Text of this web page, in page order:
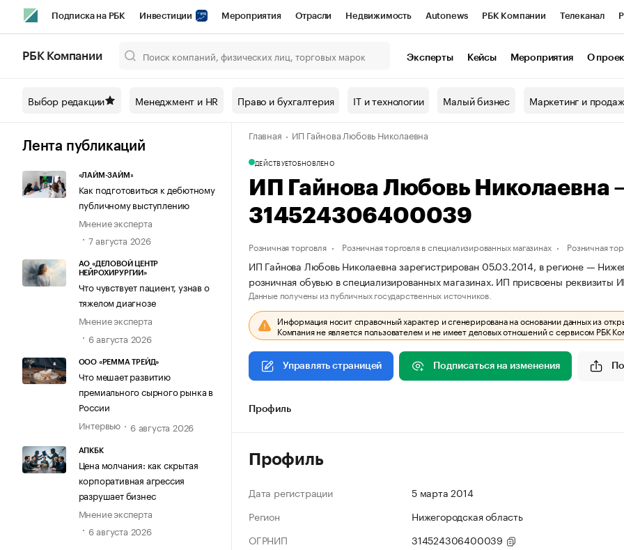
Подписка на РБК Инвестиции Мероприятия Отрасли Недвижимость Autonews РБК Компании Телеканал
Спецпроекты СПб Конференции СПб Спецпроекты Проверка контрагентов
Технологии и медиа Рынок наличной валюты
РБК Компании Эксперты Кейсы Мероприятия О
Выбор редакции Менеджмент и HR Право и бухгалтерия IT и технологии Малый бизнес Маркетинг и
Лента публикаций
«ЛАЙМ-ЗАЙМ»
Как подготовиться к дебютному
публичному выступлению
Мнение эксперта
7 августа 2026
АО «ДЕЛОВОЙ ЦЕНТР
НЕЙРОХИРУРГИИ»
Что чувствует пациент, узнав о
тяжелом диагнозе
Мнение эксперта
6 августа 2026
ООО «РЕММА ТРЕЙД»
Что мешает развитию
премиального сырного рынка в
России
Интервью
6 августа 2026
АПКБК
Цена молчания: как скрытая
корпоративная агрессия
разрушает бизнес
Мнение эксперта
6 августа 2026
Главная ИП Гайнова Любовь Николаевна
ДЕЙСТВУЕТОБНОВЛЕНО
ИП Гайнова Любовь
314524306400039
Розничная торговля Розничная торговля в специализированных магазинах Розничная
ИП Гайнова Любовь Николаевна зарегистрирован 05.03.2014, в регионе —
розничная обувью в специализированных магазинах. ИП присвоены
Данные получены из публичных государственных источников.
Информация носит справочный характер и сгенерирована на основании данных из
Компания не является пользователем и не имеет деловых отношений с сервисом РБК
Управлять страницей Подписаться на изменения
Профиль
Профиль
Дата регистрации
5 марта 2014
Регион
Нижегородская область
ОГРНИП
314524306400039